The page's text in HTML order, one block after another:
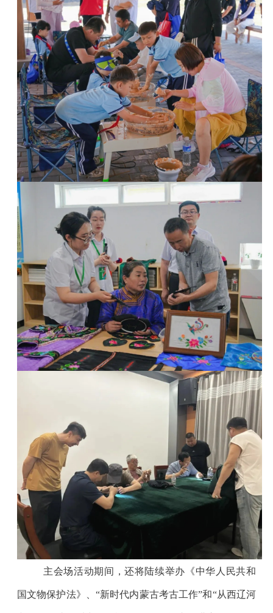
主会场活动期间，还将陆续举办《中华人民共和
国文物保护法》、 “新时代内蒙古考古工作”和“从西辽河